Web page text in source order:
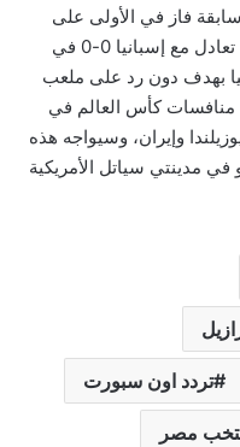
فاز في الأولى على
السعودية 4-0 خارج ملعبه في جدة، ثم تعادل مع إسبانيا 0-0 في
بهدف دون رد على ملعب
كأس العالم في
وإيران، وسيواجه هذه
في تواريخ 15 و22 و27 يونيو في مدينتي سياتل الأمريكية
تردد اون سبورت
مصر